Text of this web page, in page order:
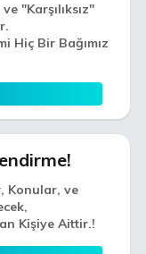
"Karşılıksız"
Hiç Bir Bağımız
Konular, ve
Kişiye Aittir.!